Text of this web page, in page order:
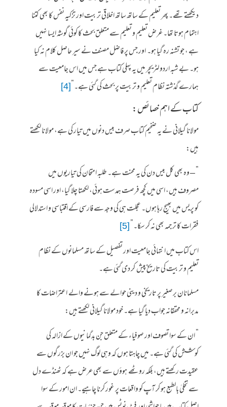
دیکھتے تھے۔ پھر تعلیم کے ساتھ ساتھ اخلاقی تربیت اور تزکیہ نفس کا بھی کتنا
اہتمام ہوتا تھا۔ غرض تعلیم و تعلیم سے متعلق بحث کا کوئی گوشہ ایسا نہیں
ہے ، جو تشنہ رہ گیا ہو۔ اور جس پر فاضل مصنف نے سیر حاصل کلام نہ کیا
ہو۔ بے شبہ اردو لٹریچر میں یہ پہلی کتاب ہے جس میں اس جامعیت سے
ہمارے گذشتہ نظام تعلیم و تربیت پر بحث کی گئی ہے۔” [4]
کتاب کے اہم خصائص :
مولانا گیلانی نے یہ ضخیم کتاب صرف بیس دنوں میں تیار کی ہے، مولانا لکھتے
ہیں:
” – وہ بھی کل بیس دن کی یہ محنت ہے۔ طلبہ امتحان کی تیاریوں میں
مصروف ہیں، اسی میں کچھ فرصت ہمدست ہوئی، لکھتا چلا گیا، اور اسی مسودہ
کو پریس میں بھیج رہا ہوں۔ عجلت ہی کی وجہ سے فارسی کے اقتباسی و استدلالی
فقرات کا ترجمہ بھی نہ کر سکا۔” [5]
اس کتاب میں انتہائی جامعیت اور تفصیل کے ساتھ مسلمانوں کے نظام
تعلیم و تربیت کی تاریخ پیش کر دی گئی ہے۔
مسلمانان برصغیر پر تاریخی و دینی حوالے سے ہونے والے اعتراضات کا
مدبرانہ و محققانہ جواب دیا گیا ہے۔ خود مولانا گیلانی لکھتے ہیں:
” ان کے سوا تصوف اور صوفیاء کے متعلق جن بدگمانیوں کے ازالہ کی
کوشش کی گئی ہے۔ میں چاہتا ہوں کہ وہی لوگ نہیں جو ان بزرگوں سے
عقیدت رکھتے ہیں، بلکہ روٹھے ہوؤں سے بھی عرض ہے کہ ٹھنڈے دل
سے تخلیٰ بالطبع ہو کر آپ کو واقعات پر غور کرنا چاہیے۔ ان امور کے سوا